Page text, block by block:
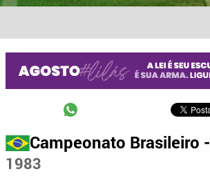
Campeonato Brasileiro
1983